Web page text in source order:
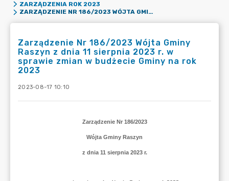
ZARZĄDZENIA ROK 2023
ZARZĄDZENIE NR 186/2023 WÓJTA GMINY RASZYN Z DNIA 11 SIERPNIA 2023 R. W SPRAWIE ZMIAN W BUDŻECIE GMINY NA ROK 2023
Zarządzenie Nr 186/2023 Wójta Gminy
Raszyn z dnia 11 sierpnia 2023 r. w
sprawie zmian w budżecie Gminy na rok
2023
2023-08-17 10:10